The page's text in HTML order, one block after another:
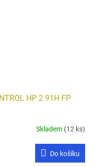
HP 2 91H FP
Skladem (12 ks)
Do košíku